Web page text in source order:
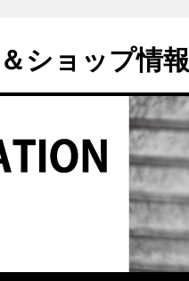
ショップ情報